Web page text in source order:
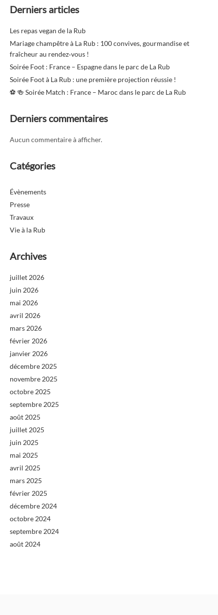
Derniers articles
Les repas vegan de la Rub
Mariage champêtre à La Rub : 100 convives, gourmandise et
fraîcheur au rendez‑vous !
Soirée Foot : France – Espagne dans le parc de La Rub
Soirée Foot à La Rub : une première projection réussie !
⚽️ 🍻 Soirée Match : France – Maroc dans le parc de La Rub
Derniers commentaires
Aucun commentaire à afficher.
Catégories
Évènements
Presse
Travaux
Vie à la Rub
Archives
juillet 2026
juin 2026
mai 2026
avril 2026
mars 2026
février 2026
janvier 2026
décembre 2025
novembre 2025
octobre 2025
septembre 2025
août 2025
juillet 2025
juin 2025
mai 2025
avril 2025
mars 2025
février 2025
décembre 2024
octobre 2024
septembre 2024
août 2024